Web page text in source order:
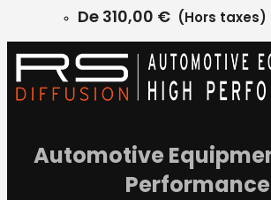
De 310,00 € (Hors taxes)
Automotive
Performance